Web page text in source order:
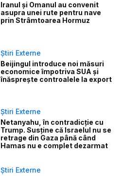
Iranul și Omanul au convenit
asupra unei rute pentru nave
prin Strâmtoarea Hormuz
Știri Externe
Beijingul introduce noi măsuri
economice împotriva SUA și
înăsprește controalele la export
Știri Externe
Netanyahu, în contradicție cu
Trump. Susține că Israelul nu se
retrage din Gaza până când
Hamas nu e complet dezarmat
Știri Externe